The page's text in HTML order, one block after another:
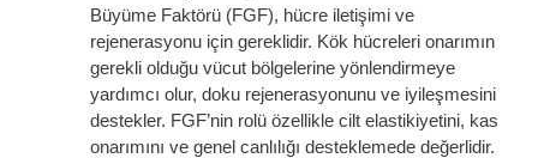
Büyüme Faktörü (FGF), hücre iletişimi ve
rejenerasyonu için gereklidir. Kök hücreleri onarımın
gerekli olduğu vücut bölgelerine yönlendirmeye
yardımcı olur, doku rejenerasyonunu ve iyileşmesini
destekler. FGF’nin rolü özellikle cilt elastikiyetini, kas
onarımını ve genel canlılığı desteklemede değerlidir.